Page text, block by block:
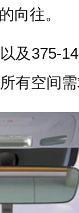
向往。
及375-
有空间需